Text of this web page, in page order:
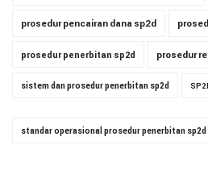
prosedur pencairan dana sp2d
prosedur penerbitan sp2d prosedur
sistem dan prosedur penerbitan sp2d
standar operasional prosedur penerbitan sp2d